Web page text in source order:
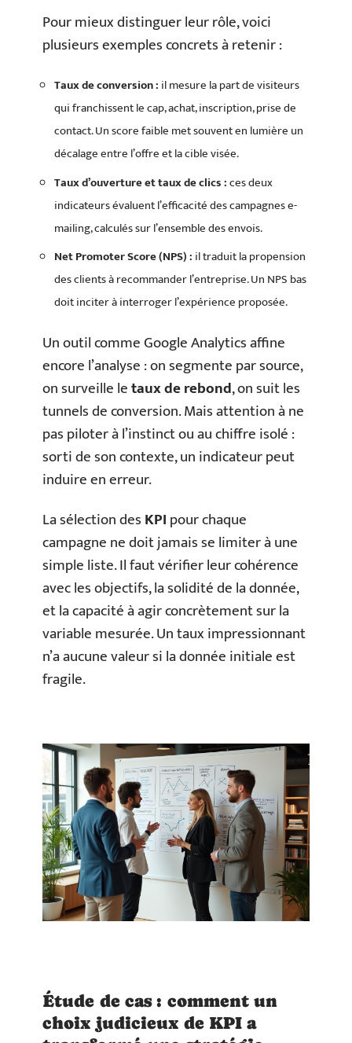
Pour mieux distinguer leur rôle, voici
plusieurs exemples concrets à retenir :
Taux de conversion : il mesure la part de visiteurs
qui franchissent le cap, achat, inscription, prise de
contact. Un score faible met souvent en lumière un
décalage entre l’offre et la cible visée.
Taux d’ouverture et taux de clics :ces deux
indicateurs évaluent l’efficacité des campagnes e-
mailing, calculés sur l’ensemble des envois.
Net Promoter Score (NPS) : il traduit la propension
des clients à recommander l’entreprise. Un NPS bas
doit inciter à interroger l’expérience proposée.
Un outil comme Google Analytics affine
encore l’analyse : on segmente par source,
on surveille letaux de rebond, on suit les
tunnels de conversion. Mais attention à ne
pas piloter à l’instinct ou au chiffre isolé :
sorti de son contexte, un indicateur peut
induire en erreur.
La sélection desKPIpour chaque
campagne ne doit jamais se limiter à une
simple liste. Il faut vérifier leur cohérence
avec les objectifs, la solidité de la donnée,
et la capacité à agir concrètement sur la
variable mesurée. Un taux impressionnant
n’a aucune valeur si la donnée initiale est
fragile.
Étude de cas : comment un
choix judicieux de KPI a